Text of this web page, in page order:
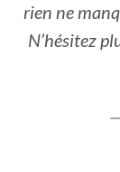
rien ne
N’hésitez